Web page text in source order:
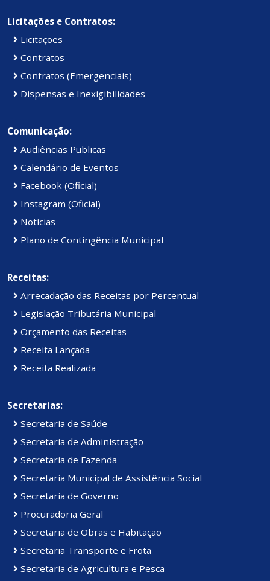
Licitações e Contratos:
Licitações
Contratos
Contratos (Emergenciais)
Dispensas e Inexigibilidades
Comunicação:
Audiências Publicas
Calendário de Eventos
Facebook (Oficial)
Instagram (Oficial)
Notícias
Plano de Contingência Municipal
Receitas:
Arrecadação das Receitas por Percentual
Legislação Tributária Municipal
Orçamento das Receitas
Receita Lançada
Receita Realizada
Secretarias:
Secretaria de Saúde
Secretaria de Administração
Secretaria de Fazenda
Secretaria Municipal de Assistência Social
Secretaria de Governo
Procuradoria Geral
Secretaria de Obras e Habitação
Secretaria Transporte e Frota
Secretaria de Agricultura e Pesca